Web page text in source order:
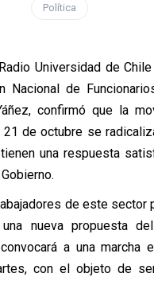
Política
Universidad de
Nacional de
confirmó que la
de octubre se
una respuesta
de este sector
nueva propuesta
a una marcha
con el objeto de